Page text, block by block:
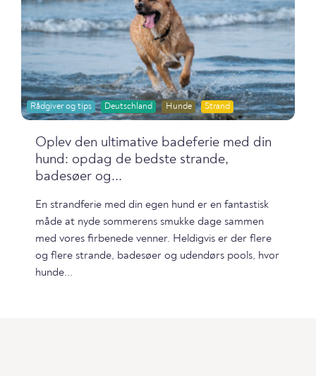
Rådgiver og tips Deutschland Hunde Strand
Oplev den ultimative badeferie med din
hund: opdag de bedste strande,
badesøer og...
En strandferie med din egen hund er en fantastisk
måde at nyde sommerens smukke dage sammen
med vores firbenede venner. Heldigvis er der flere
og flere strande, badesøer og udendørs pools, hvor
hunde...